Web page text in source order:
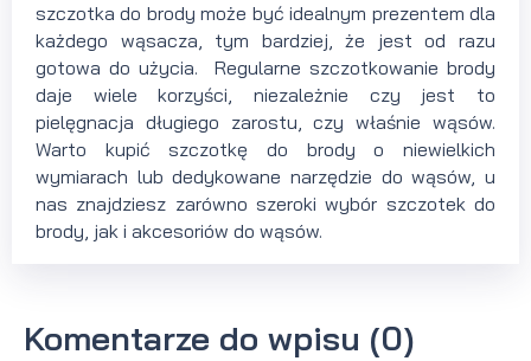
szczotka do brody może być idealnym prezentem dla
każdego wąsacza, tym bardziej, że jest od razu
gotowa do użycia. Regularne szczotkowanie brody
daje wiele korzyści, niezależnie czy jest to
pielęgnacja długiego zarostu, czy właśnie wąsów.
Warto kupić szczotkę do brody o niewielkich
wymiarach lub dedykowane narzędzie do wąsów, u
nas znajdziesz zarówno szeroki wybór szczotek do
brody, jak i akcesoriów do wąsów.
Komentarze do wpisu (0)